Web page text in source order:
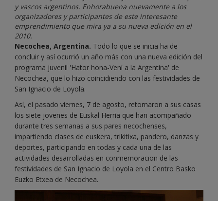
y vascos argentinos. Enhorabuena nuevamente a los
organizadores y participantes de este interesante
emprendimiento que mira ya a su nueva edición en el
2010.
Necochea, Argentina. Todo lo que se inicia ha de
concluir y así ocurrió un año más con una nueva edición del
programa juvenil 'Hator hona-Vení a la Argentina' de
Necochea, que lo hizo coincidiendo con las festividades de
San Ignacio de Loyola.
Así, el pasado viernes, 7 de agosto, retornaron a sus casas
los siete jovenes de Euskal Herria que han acompañado
durante tres semanas a sus pares necochenses,
impartiendo clases de euskera, trikitixa, pandero, danzas y
deportes, participando en todas y cada una de las
actividades desarrolladas en conmemoracion de las
festividades de San Ignacio de Loyola en el Centro Basko
Euzko Etxea de Necochea.